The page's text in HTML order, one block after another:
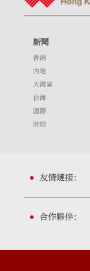
新聞
香港
內地
大灣區
台海
國際
財經
友情鏈接：
合作夥伴：